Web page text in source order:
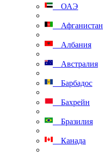
ОАЭ
Афганистан
Албания
Австралия
Барбадос
Бахрейн
Бразилия
Канада